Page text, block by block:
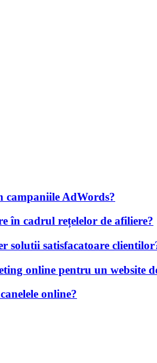
campaniile AdWords?
în cadrul rețelelor de afiliere?
solutii satisfacatoare
online pentru un website
online?